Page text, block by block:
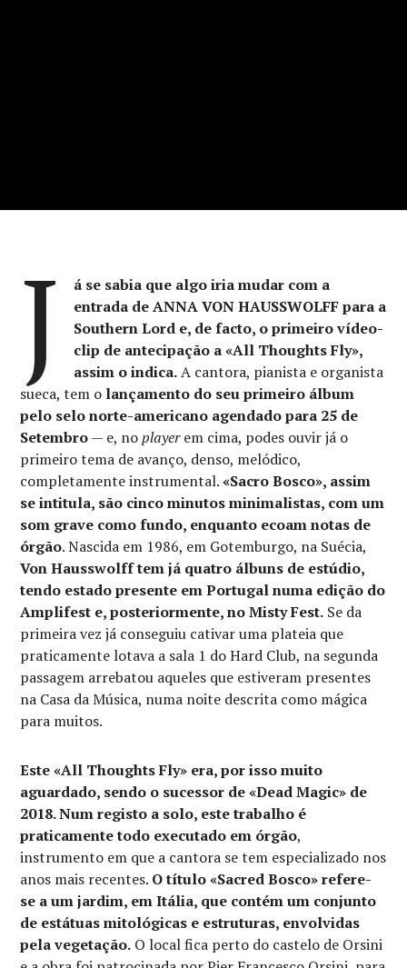
J
á se sabia que algo iria mudar com a
entrada de ANNA VON HAUSSWOLFF para a
Southern Lord e, de facto, o primeiro vídeo-
clip de antecipação a «All Thoughts Fly»,
assim o indica.A cantora, pianista e organista
sueca, tem o lançamento do seu primeiro álbum
pelo selo norte-americano agendado para 25 de
Setembro— e, noplayerem cima, podes ouvir já o
primeiro tema de avanço, denso, melódico,
completamente instrumental.«Sacro Bosco», assim
se intitula, são cinco minutos minimalistas, com um
som grave como fundo, enquanto ecoam notas de
órgão. Nascida em 1986, em Gotemburgo, na Suécia,
Von Hausswolff tem já quatro álbuns de estúdio,
tendo estado presente em Portugal numa edição do
Amplifest e, posteriormente, no Misty Fest. Se da
primeira vez já conseguiu cativar uma plateia que
praticamente lotava a sala 1 do Hard Club, na segunda
passagem arrebatou aqueles que estiveram presentes
na Casa da Música, numa noite descrita como mágica
para muitos.
Este «All Thoughts Fly» era, por isso muito
aguardado, sendo o sucessor de «Dead Magic» de
2018. Num registo a solo, este trabalho é
praticamente todo executado em órgão,
instrumento em que a cantora se tem especializado nos
anos mais recentes. O título «Sacred Bosco» refere-
se a um jardim, em Itália, que contém um conjunto
de estátuas mitológicas e estruturas, envolvidas
pela vegetação. O local fica perto do castelo de Orsini